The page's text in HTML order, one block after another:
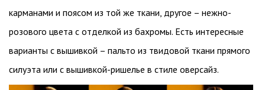
карманами и поясом из той же ткани, другое – нежно-
розового цвета с отделкой из бахромы. Есть интересные
варианты с вышивкой – пальто из твидовой ткани прямого
силуэта или с вышивкой-ришелье в стиле оверсайз.